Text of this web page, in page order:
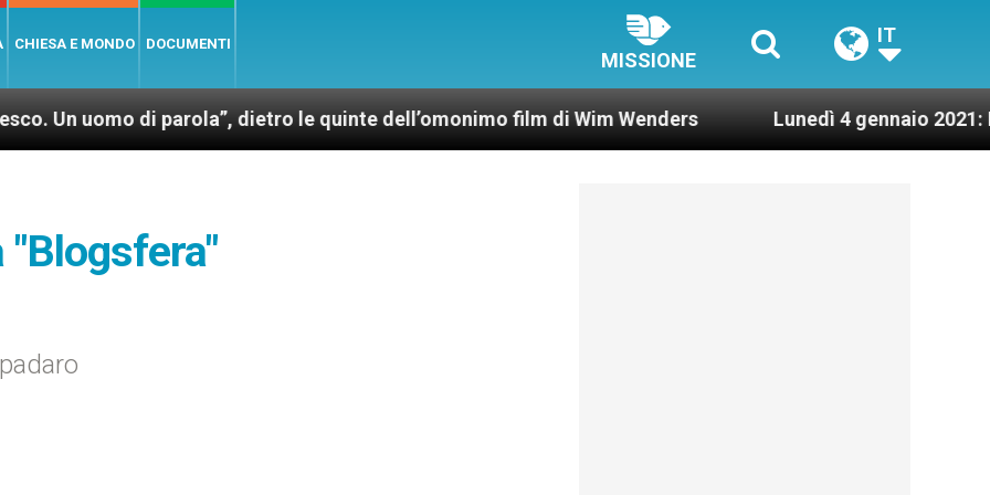
CHIESA E MONDO DOCUMENTI
MISSIONE
IT
di parola”, dietro le quinte dell’omonimo film di Wim Wenders Lunedì 4 gennaio 2021: Possesso
"Blogsfera"